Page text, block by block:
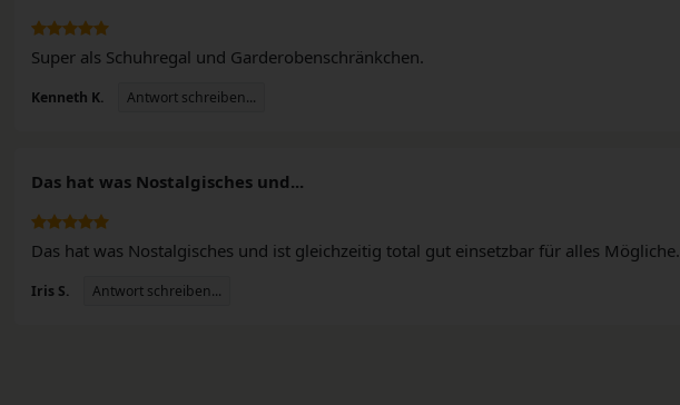
Super als Schuhregal und Garderobenschränkchen.
Kenneth K. Antwort schreiben...
Das hat was Nostalgisches und...
Das hat was Nostalgisches und ist gleichzeitig total gut einsetzbar für alles Mögliche.
Iris S. Antwort schreiben...